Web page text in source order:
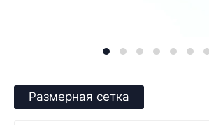
Размерная сетка